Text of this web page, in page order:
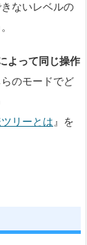
ないレベルの
よって同じ操作
らのモードでど
リーとは 』を